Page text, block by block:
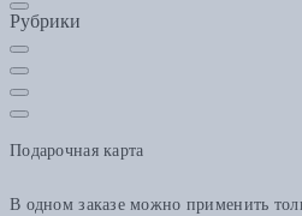
Рубрики
Подарочная карта
В одном заказе можно применить